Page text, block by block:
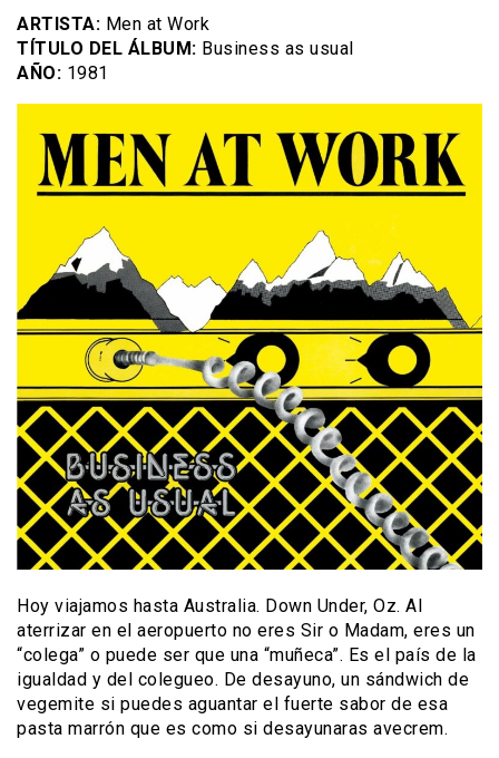
ARTISTA: Men at Work
TÍTULO DEL ÁLBUM: Business as usual
AÑO: 1981
Hoy viajamos hasta Australia. Down Under, Oz. Al
aterrizar en el aeropuerto no eres Sir o Madam, eres un
“colega” o puede ser que una “muñeca”. Es el país de la
igualdad y del colegueo. De desayuno, un sándwich de
vegemite si puedes aguantar el fuerte sabor de esa
pasta marrón que es como si desayunaras avecrem.